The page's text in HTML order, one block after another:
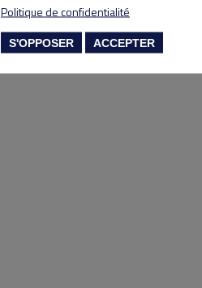
Politique de confidentialité
S'OPPOSER ACCEPTER